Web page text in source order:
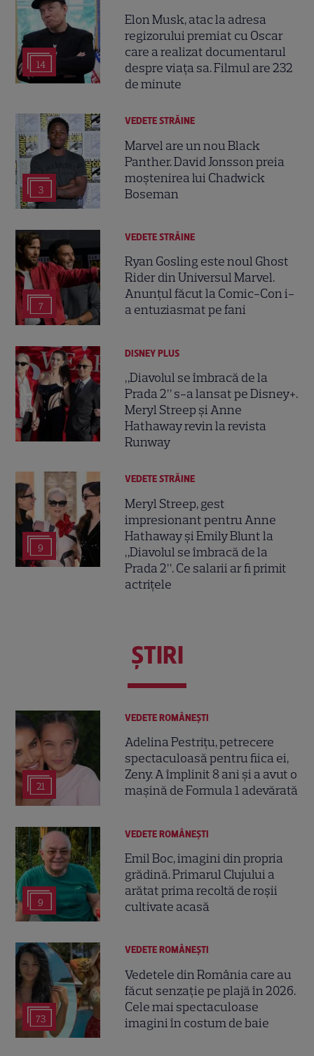
14
Elon Musk, atac la adresa
regizorului premiat cu Oscar
care a realizat documentarul
despre viața sa. Filmul are 232
de minute
3
VEDETE STRĂINE
Marvel are un nou Black
Panther. David Jonsson preia
moștenirea lui Chadwick
Boseman
7
VEDETE STRĂINE
Ryan Gosling este noul Ghost
Rider din Universul Marvel.
Anunțul făcut la Comic-Con i-
a entuziasmat pe fani
DISNEY PLUS
„Diavolul se îmbracă de la
Prada 2” s-a lansat pe Disney+.
Meryl Streep și Anne
Hathaway revin la revista
Runway
9
VEDETE STRĂINE
Meryl Streep, gest
impresionant pentru Anne
Hathaway și Emily Blunt la
„Diavolul se îmbracă de la
Prada 2”. Ce salarii ar fi primit
actrițele
ŞTIRI
21
VEDETE ROMÂNEŞTI
Adelina Pestrițu, petrecere
spectaculoasă pentru fiica ei,
Zeny. A împlinit 8 ani și a avut o
mașină de Formula 1 adevărată
9
VEDETE ROMÂNEŞTI
Emil Boc, imagini din propria
grădină. Primarul Clujului a
arătat prima recoltă de roșii
cultivate acasă
73
VEDETE ROMÂNEŞTI
Vedetele din România care au
făcut senzație pe plajă în 2026.
Cele mai spectaculoase
imagini în costum de baie